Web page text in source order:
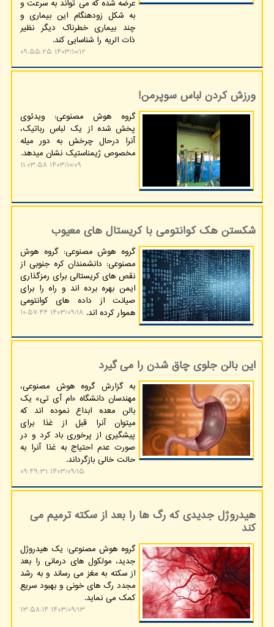
عرضه شده که می تواند به سرعت و
به شکل زودهنگام این بیماری و
چند بیماری خطرناک دیگر نظیر
ذات الریه را شناسایی کند.
۱۴۰۳/۱۰/۱۲ ۰۹:۵۵:۲۵
ورزش کردن لباس سوپرمن!
گروه هوش مصنوعی: ویدئوی
پخش شده از یک لباس رباتیک،
آنرا درحال چرخش به دور میله
مخصوص ژیمناستیک نشان میدهد.
۱۴۰۳/۱۰/۰۹ ۱۱:۰۳:۵۸
شکستن هک کوانتومی با کریستال های معیوب
گروه هوش مصنوعی: گروه هوش
مصنوعی: دانشمندان کره جنوبی از
نقص های کریستالی برای رمزگذاری
ایمن بهره برده اند و راه را برای
صیانت از داده های کوانتومی
هموار کرده اند. ۱۴۰۳/۰۹/۱۸ ۱۰:۵۷:۴۴
این بالن جلوی چاق شدن را می گیرد
به گزارش گروه هوش مصنوعی،
مهندسان دانشگاه «ام آی تی» یک
بالن معده ابداع نموده اند که
میتوان آنرا قبل از غذا برای
پیشگیری از پرخوری باد کرد و در
صورت عدم احتیاج به غذا آنرا به
حالت خالی بازگرداند.
۱۴۰۳/۰۹/۱۵ ۰۹:۴۹:۳۱
هیدروژل جدیدی که رگ ها را بعد از سکته ترمیم می
کند
گروه هوش مصنوعی: یک هیدروژل
جدید، مولکول های درمانی را بعد
از سکته به مغز می رساند و به رشد
مجدد رگ های خونی و بهبود سریع
کمک می نماید.
۱۴۰۳/۰۹/۱۳ ۱۳:۵۸:۱۴